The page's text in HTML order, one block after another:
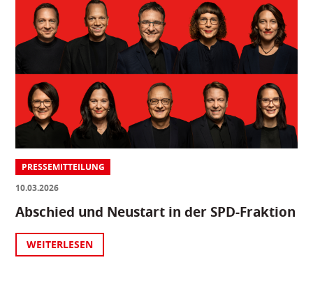
PRESSEMITTEILUNG
10.03.2026
Abschied und Neustart in der SPD-Fraktion
WEITERLESEN